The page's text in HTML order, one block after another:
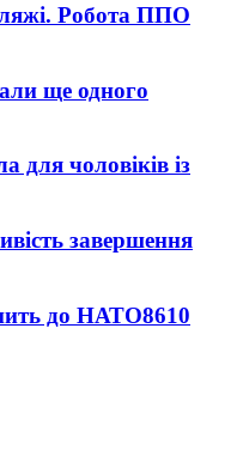
Робота ППО
ще одного
для чоловіків із
завершення
до НАТО8610